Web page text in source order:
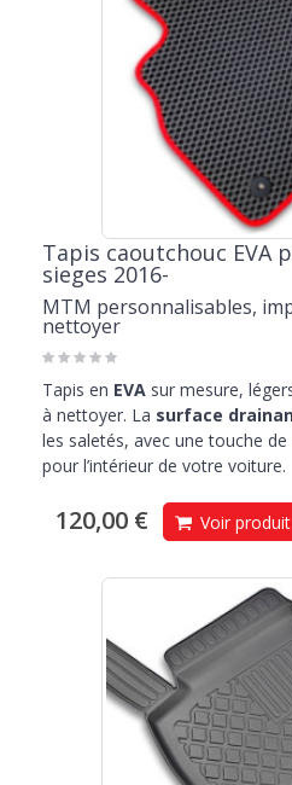
Tapis caoutchouc EVA
sieges 2016-
MTM personnalisables,
nettoyer
Tapis en EVA sur mesure,
à nettoyer. La surface
les saletés, avec une touche de
pour l’intérieur de votre voiture.
120,00 € Voir produit